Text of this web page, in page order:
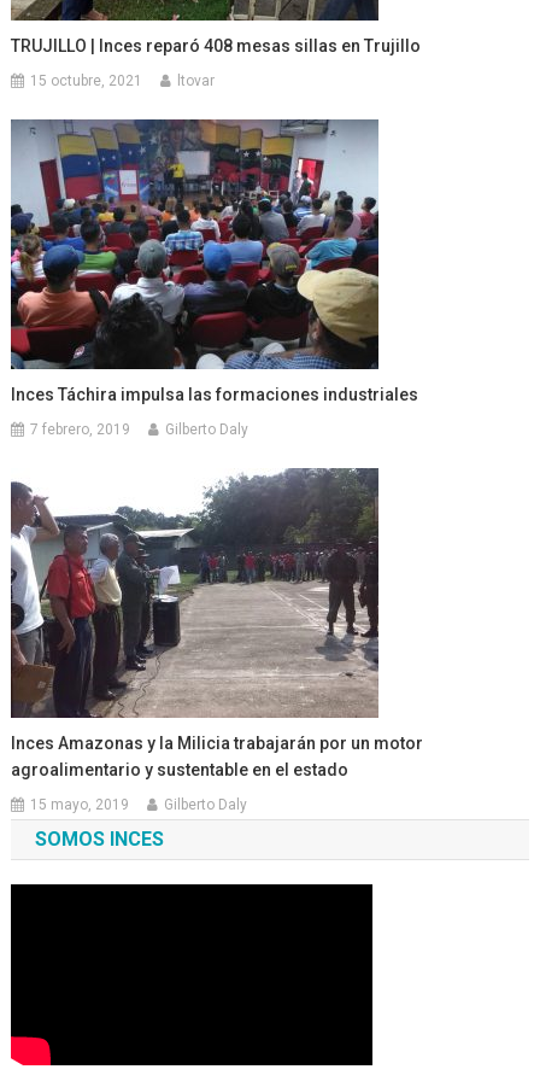
TRUJILLO | Inces reparó 408 mesas sillas en Trujillo
15 octubre, 2021 ltovar
Inces Táchira impulsa las formaciones industriales
7 febrero, 2019 Gilberto Daly
Inces Amazonas y la Milicia trabajarán por un motor
agroalimentario y sustentable en el estado
15 mayo, 2019 Gilberto Daly
SOMOS INCES